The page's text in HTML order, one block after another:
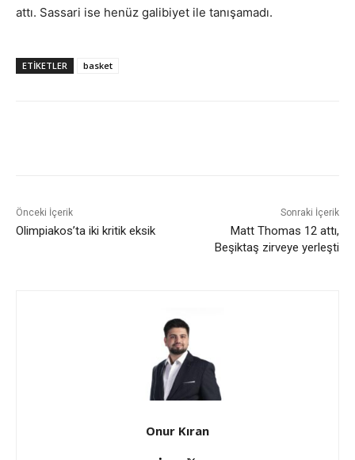
attı. Sassari ise henüz galibiyet ile tanışamadı.
ETIKETLER basket
Önceki İçerik
Olimpiakos’ta iki kritik eksik
Sonraki İçerik
Matt Thomas 12 attı,
Beşiktaş zirveye yerleşti
Onur Kıran